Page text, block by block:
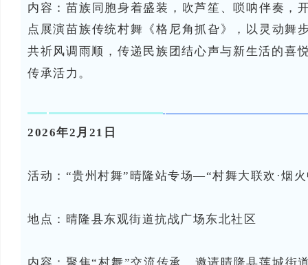
内容：苗族同胞身着盛装，吹芦笙、唢呐伴奏，
点展演苗族传统村舞《格尼角抓旮》，以灵动舞
共祈风调雨顺，传递民族团结心声与新生活的喜
传承活力。
2026年2月21日
活动：“贵州村舞”晴隆站专场—“村舞大联欢·烟
地点：晴隆县东观街道抗战广场东北社区